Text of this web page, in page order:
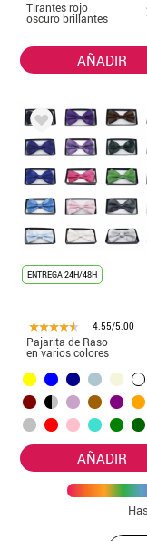
Tirantes rojo
oscuro brillantes
AÑADIR
ENTREGA 24H/48H
4.55/5.00
Pajarita de Raso
en varios colores
AÑADIR